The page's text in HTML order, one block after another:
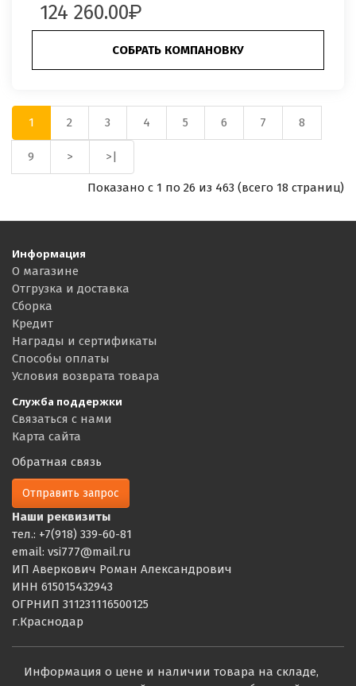
124 260.00
СОБРАТЬ КОМПАНОВКУ
1 2 3 4 5 6 7 8
9 > >|
Показано с 1 по 26 из 463 (всего 18 страниц)
Информация
О магазине
Отгрузка и доставка
Сборка
Кредит
Награды и сертификаты
Способы оплаты
Условия возврата товара
Служба поддержки
Связаться с нами
Карта сайта
Обратная связь
Отправить запрос
Наши реквизиты
тел.: +7(918) 339-60-81
email: vsi777@mail.ru
ИП Аверкович Роман Александрович
ИНН 615015432943
ОГРНИП 311231116500125
г.Краснодар
Информация о цене и наличии товара на складе,